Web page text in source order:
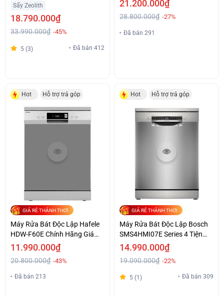
Sấy Zeolith
18.790.000₫
33.990.000₫ -45%
5 (3) Đã bán 412
21.200.000₫
28.800.000₫ -27%
Đã bán 291
Hot Hỗ trợ trả góp
GIÁ RẺ THẢNH THƠI
Máy Rửa Bát Độc Lập Hafele
HDW-F60E Chính Hãng Giá
Tốt
11.990.000₫
20.800.000₫ -43%
Đã bán 213
Hot Hỗ trợ trả góp
GIÁ RẺ THẢNH THƠI
Máy Rửa Bát Độc Lập Bosch
SMS4HMI07E Series 4 Tiện
Lợi Giá Ưu Đãi
14.990.000₫
19.090.000₫ -22%
5 (1) Đã bán 309